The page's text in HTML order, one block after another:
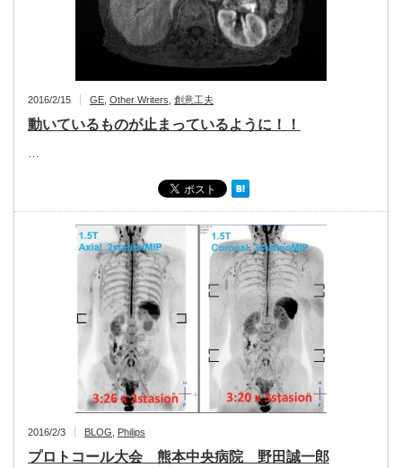
2016/2/15 GE Other Writers 創意工夫
動いているものが止まっているように！！
…
2016/2/3 BLOG Philips
プロトコール大会 熊本中央病院 野田誠一郎